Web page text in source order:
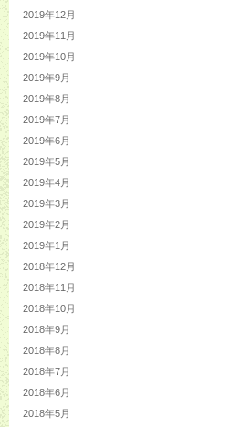
2019年12月
2019年11月
2019年10月
2019年9月
2019年8月
2019年7月
2019年6月
2019年5月
2019年4月
2019年3月
2019年2月
2019年1月
2018年12月
2018年11月
2018年10月
2018年9月
2018年8月
2018年7月
2018年6月
2018年5月